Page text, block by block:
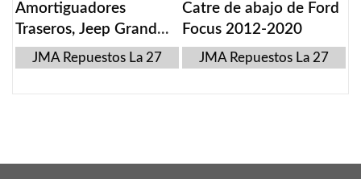
Amortiguadores
Traseros, Jeep Grand
Cherokee 2011-2016
JMA Repuestos La 27
Catre de abajo de Ford
Focus 2012-2020
JMA Repuestos La 27